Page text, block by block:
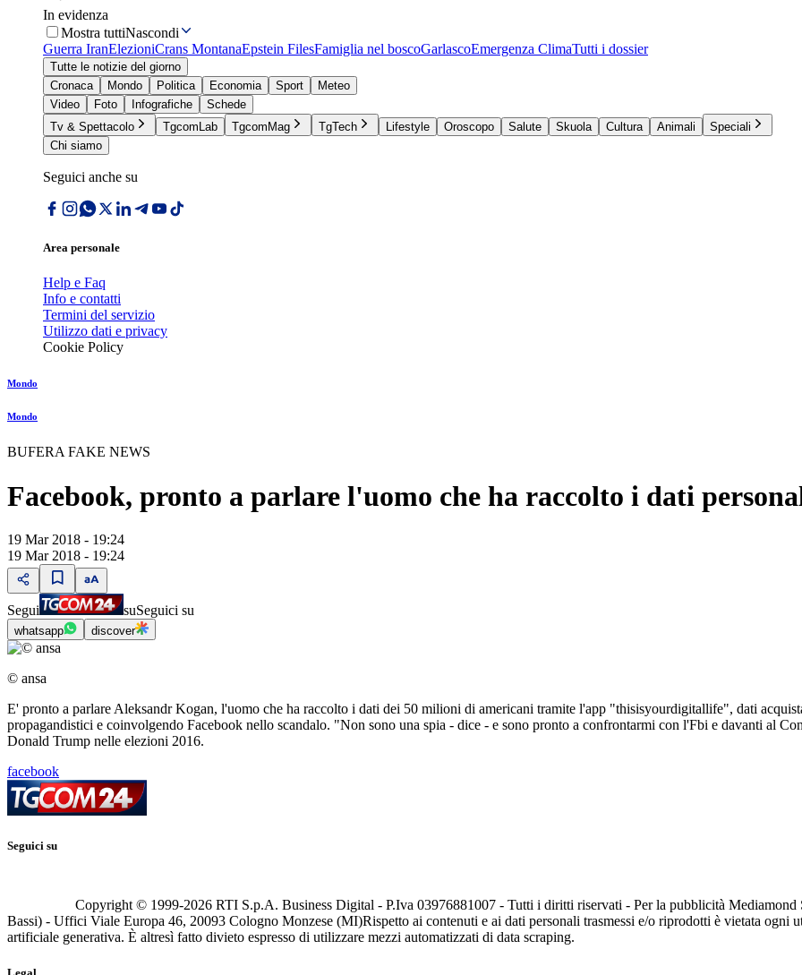
In evidenza
Mostra tuttiNascondi
Guerra IranElezioniCrans MontanaEpstein FilesFamiglia nel boscoGarlascoEmergenza ClimaTutti i dossier
Tutte le notizie del giorno
Cronaca
Mondo Politica Economia Sport
Meteo
Video
Foto Infografiche
Schede
Tv & Spettacolo
TgcomLab TgcomMag TgTech Lifestyle Oroscopo Salute Skuola Cultura Animali
Speciali
Chi siamo
Seguici anche su
Area personale
Help e Faq
Info e contatti
Termini del servizio
Utilizzo dati e privacy
Cookie Policy
Mondo
Mondo
BUFERA FAKE NEWS
Facebook, pronto a parlare l'uomo che ha raccolto i dati
19 Mar 2018 - 19:24
19 Mar 2018 - 19:24
Segui suSeguici su
whatsapp discover
© ansa
E' pronto a parlare Aleksandr Kogan, l'uomo che ha raccolto i dati dei 50 milioni di americani tramite l'app "thisisyourdigitallife", dati
propagandistici e coinvolgendo Facebook nello scandalo. "Non sono una spia - dice - e sono pronto a confrontarmi con l'Fbi e davanti al
Donald Trump nelle elezioni 2016.
facebook
Seguici su
Copyright © 1999-2026 RTI S.p.A. Business Digital - P.Iva 03976881007 - Tutti i diritti riservati - Per la pubblicità
Bassi) - Uffici Viale Europa 46, 20093 Cologno Monzese (MI)Rispetto ai contenuti e ai dati personali trasmessi e/o riprodotti è vietata ogni
artificiale generativa. È altresì fatto divieto espresso di utilizzare mezzi automatizzati di data scraping.